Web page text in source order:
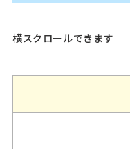
横スクロールできます